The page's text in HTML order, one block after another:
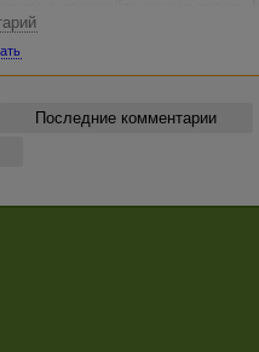
я чтото не так делал
blog/
Последние комментарии